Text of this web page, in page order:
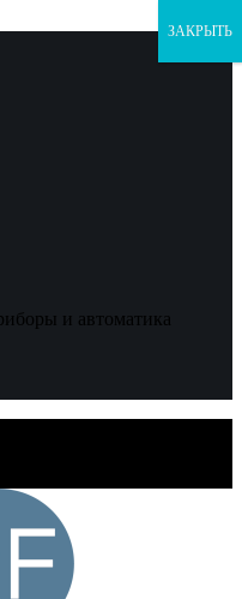
и автоматика
ЗАКРЫТЬ